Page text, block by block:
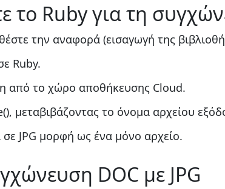
το Ruby για τη
την αναφορά (εισαγωγή της
Ruby.
από το χώρο αποθήκευσης Cloud.
μεταβιβάζοντας το όνομα αρχείου
JPG μορφή ως ένα μόνο αρχείο.
DOC με JPG